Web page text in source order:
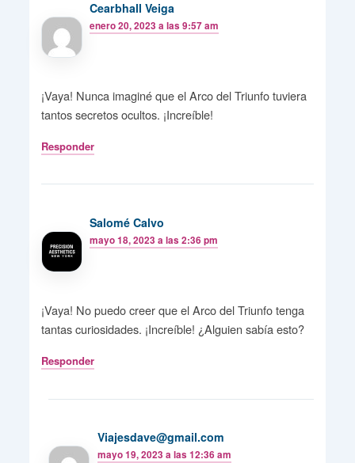
Cearbhall Veiga
enero 20, 2023 a las 9:57 am
¡Vaya! Nunca imaginé que el Arco del Triunfo tuviera
tantos secretos ocultos. ¡Increíble!
Responder
Salomé Calvo
mayo 18, 2023 a las 2:36 pm
¡Vaya! No puedo creer que el Arco del Triunfo tenga
tantas curiosidades. ¡Increíble! ¿Alguien sabía esto?
Responder
Viajesdave@gmail.com
mayo 19, 2023 a las 12:36 am